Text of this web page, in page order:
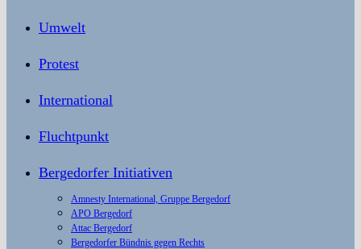
Umwelt
Protest
International
Fluchtpunkt
Bergedorfer Initiativen
Amnesty International, Gruppe Bergedorf
APO Bergedorf
Attac Bergedorf
Bergedorfer Bündnis gegen Rechts